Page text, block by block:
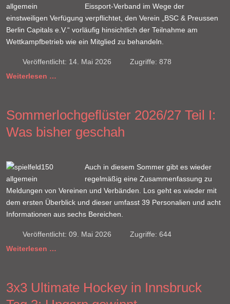
Eissport-Verband im Wege der
einstweiligen Verfügung verpflichtet, den Verein „BSC & Preussen
Berlin Capitals e.V.“ vorläufig hinsichtlich der Teilnahme am
Wettkampfbetrieb wie ein Mitglied zu behandeln.
Veröffentlicht: 14. Mai 2026
Zugriffe: 878
Weiterlesen …
Sommerlochgeflüster 2026/27 Teil I:
Was bisher geschah
Auch in diesem Sommer gibt es wieder
regelmäßig eine Zusammenfassung zu
Meldungen von Vereinen und Verbänden. Los geht es wieder mit
dem ersten Überblick und dieser umfasst 39 Personalien und acht
Informationen aus sechs Bereichen.
Veröffentlicht: 09. Mai 2026
Zugriffe: 644
Weiterlesen …
3x3 Ultimate Hockey in Innsbruck